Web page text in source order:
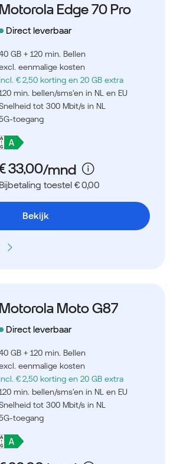
Motorola Edge 70 Pro
Direct leverbaar
GB + 120 min. Bellen
eenmalige kosten
€ 2,50 korting en 20 GB extra
min. bellen/sms'en in NL en EU
tot 300 Mbit/s in NL
toegang
Bijbetaling toestel € 0,00
Bekijk
Motorola Moto G87
Direct leverbaar
GB + 120 min. Bellen
eenmalige kosten
€ 2,50 korting en 20 GB extra
min. bellen/sms'en in NL en EU
tot 300 Mbit/s in NL
toegang